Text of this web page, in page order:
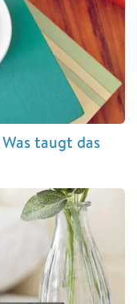
taugt das